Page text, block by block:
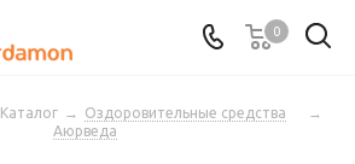
0
Каталог → Оздоровительные средства
→
Аюрведа